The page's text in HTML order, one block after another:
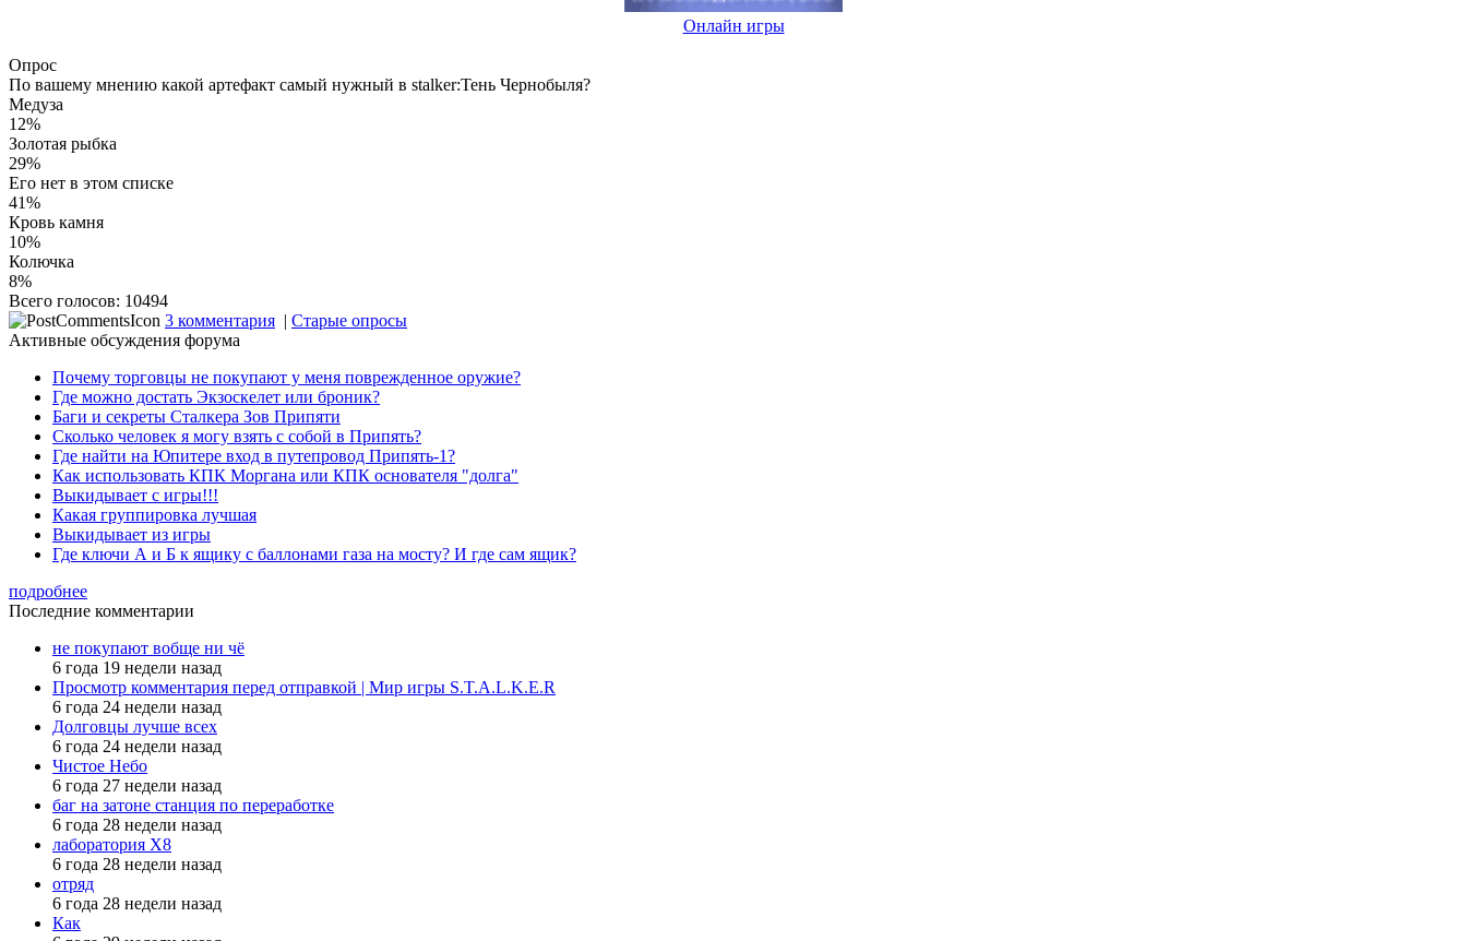
Онлайн игры
Опрос
По вашему мнению какой артефакт самый нужный в stalker:Тень Чернобыля?
Медуза
12%
Золотая рыбка
29%
Его нет в этом списке
41%
Кровь камня
10%
Колючка
8%
Всего голосов: 10494
3 комментария | Старые опросы
Активные обсуждения форума
Почему торговцы не покупают у меня поврежденное оружие?
Где можно достать Экзоскелет или броник?
Баги и секреты Cталкера Зов Припяти
Сколько человек я могу взять с собой в Припять?
Где найти на Юпитере вход в путепровод Припять-1?
Как использовать КПК Моргана или КПК основателя "долга"
Выкидывает с игры!!!
Какая группировка лучшая
Выкидывает из игры
Где ключи А и Б к ящику с баллонами газа на мосту? И где сам ящик?
подробнее
Последние комментарии
не покупают вобще ни чё
6 года 19 недели назад
Просмотр комментария перед отправкой | Мир игры S.T.A.L.K.E.R
6 года 24 недели назад
Долговцы лучше всех
6 года 24 недели назад
Чистое Небо
6 года 27 недели назад
баг на затоне станция по переработке
6 года 28 недели назад
лаборатория X8
6 года 28 недели назад
отряд
6 года 28 недели назад
Как